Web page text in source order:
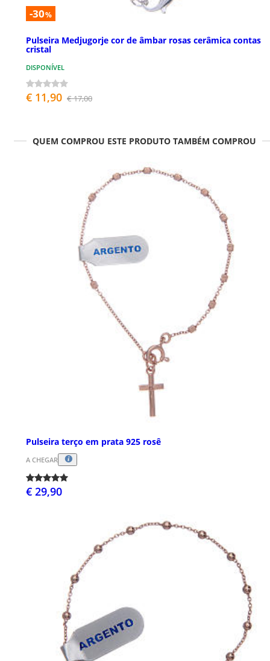
-30%
Pulseira Medjugorje cor de âmbar rosas cerâmica contas
cristal
DISPONÍVEL
€ 11,90 € 17,00
QUEM COMPROU ESTE PRODUTO TAMBÉM COMPROU
Pulseira terço em prata 925 rosê
A CHEGAR
€ 29,90